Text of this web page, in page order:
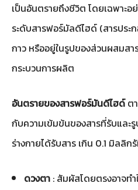
เป็นอันตรายถึงชีวิต โดยเฉพาะ
ระดับสารฟอร์มัลดีไฮด์ (สารประ
กาว หรืออยู่ในรูปของส่วนผสมสา
กระบวนการผลิต
อันตรายของสารฟอร์มันดีไฮด์ต
กับความเข้มข้นของสารที่รับและ
ร่างกายได้รับสาร เกิน 0.1 มิลลิ
ดวงตา : สัมผัสโดยตรงอาจท